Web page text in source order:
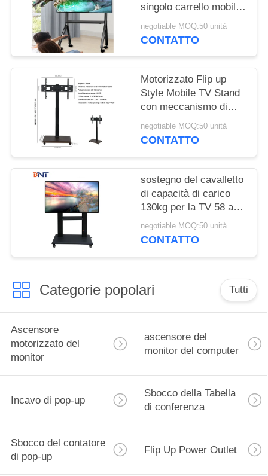
PRIVACY
POLICY
singolo carrello mobile
disponibile installare
dispositivo terminale
negotiable MOQ:50 unità
CONTATTO
Motorizzato Flip up
Style Mobile TV Stand
con meccanismo di
sollevamento Fornitura
per schermo TV 46-75"
negotiable MOQ:50 unità
CONTATTO
sostegno del cavalletto
di capacità di carico
130kg per la TV 58 a
86 pollici
negotiable MOQ:50 unità
CONTATTO
Categorie popolari Tutti
Ascensore
motorizzato del
monitor
ascensore del
monitor del computer
Incavo di pop-up
Sbocco della Tabella
di conferenza
Sbocco del contatore
di pop-up
Flip Up Power Outlet